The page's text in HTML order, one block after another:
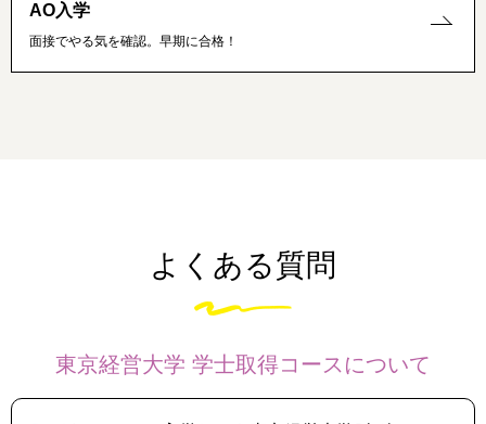
AO入学
面接でやる気を確認。早期に合格！
よくある質問
東京経営大学 学士取得コースについて